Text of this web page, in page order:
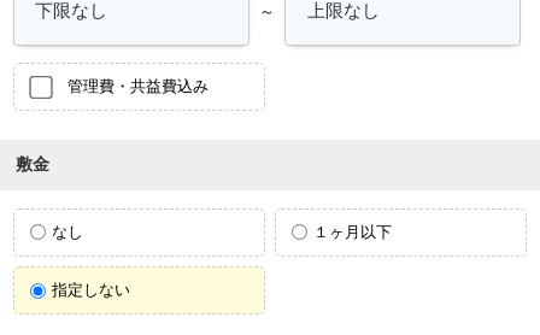
～
管理費・共益費込み
敷金
なし １ヶ月以下
指定しない